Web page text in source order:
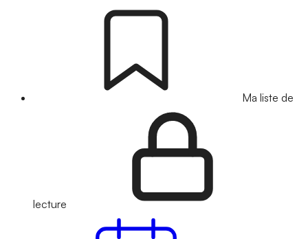
Ma liste de
lecture